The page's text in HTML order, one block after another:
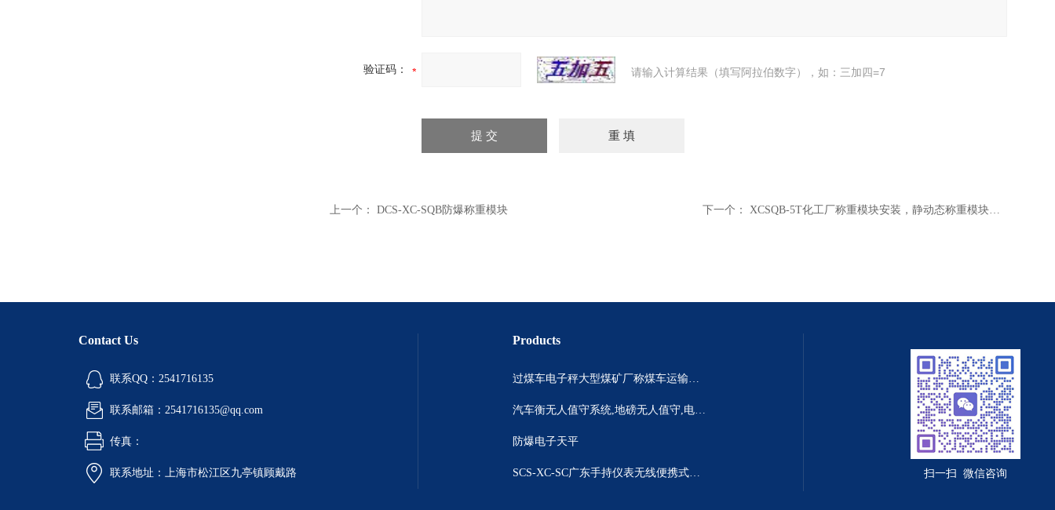
验证码： 请输入计算结果（填写阿拉伯数字），如：三加四=7
上一个： DCS-XC-SQB防爆称重模块 下一个： XCSQB-5T化工厂称重模块安装，静动态称重模块厂家，反应釜称重模块
Contact Us
联系QQ：2541716135
联系邮箱：2541716135@qq.com
传真：
联系地址：上海市松江区九亭镇顾戴路
Products
过煤车电子秤大型煤矿厂称煤车运输过120吨汽车过磅称~山西晋城市150吨卡车过磅称.内蒙古重型100吨货车过磅称
汽车衡无人值守系统,地磅无人值守,电子地磅无人值守智能化系统
防爆电子天平
SCS-XC-SC广东手持仪表无线便携式汽车衡 *便携式称重仪 扫一扫 微信咨询